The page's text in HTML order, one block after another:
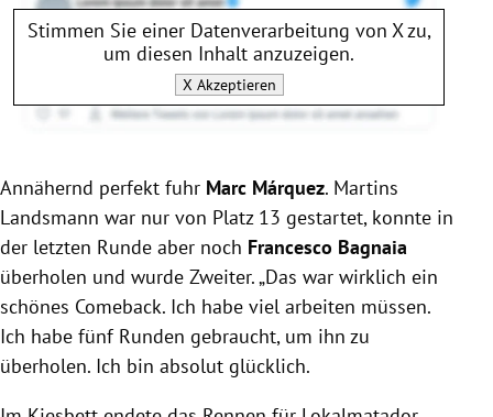
Stimmen Sie einer Datenverarbeitung von Xzu,
um diesen Inhalt anzuzeigen.
X Akzeptieren
Annähernd perfekt fuhr Marc Márquez. Martins
Landsmann war nur von Platz 13 gestartet, konnte in
der letzten Runde aber noch Francesco Bagnaia
überholen und wurde Zweiter. „Das war wirklich ein
schönes Comeback. Ich habe viel arbeiten müssen.
Ich habe fünf Runden gebraucht, um ihn zu
überholen. Ich bin absolut glücklich.